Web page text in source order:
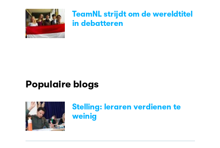
TeamNL strijdt om de wereldtitel
in debatteren
Populaire blogs
Stelling: leraren verdienen te
weinig